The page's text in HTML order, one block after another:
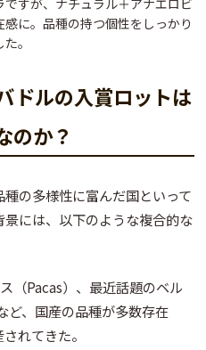
すが、 ナチュラル＋アナエロビ
感に。品種の持つ個性をしっかり
。
ドルの入賞ロットは
のか？
の多様性に富んだ国といって
には、以下のような複合的な
（Pacas）、最近話題のベル
、 国産の品種が多数存在
れてきた。